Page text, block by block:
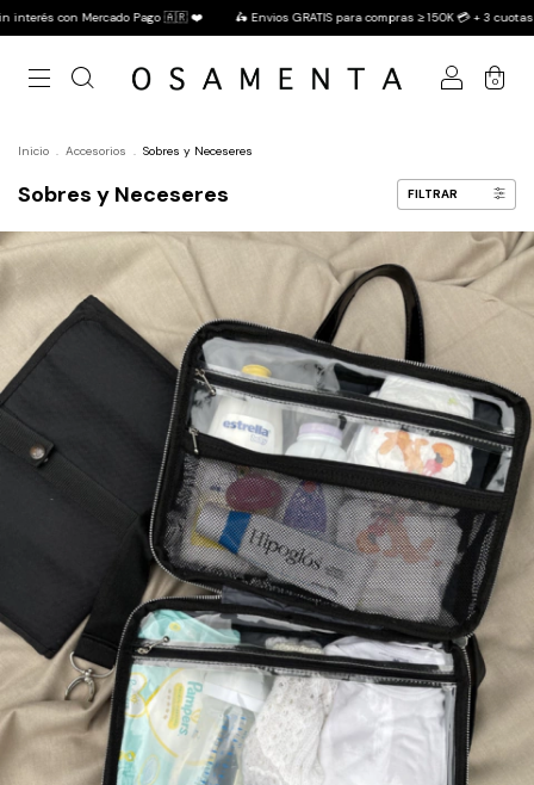
Pago 🇦🇷 ❤️ 🛵 Envios GRATIS para compras ≥ 150K 💳 + 3 cuotas sin interés
0
Inicio . Accesorios . Sobres y Neceseres
Sobres y Neceseres FILTRAR